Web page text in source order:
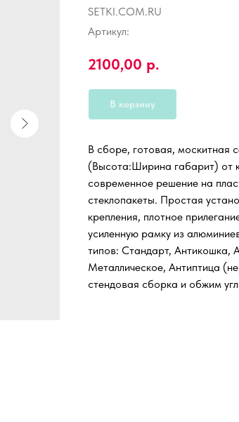
SETKI.COM.RU
Артикул:
2100,00 р.
В корзину
В сборе, готовая, москитная
(Высота:Ширина габарит) от
современное решение на
стеклопакеты. Простая
крепления, плотное
усиленную рамку из
типов: Стандарт, Антикошка,
Металлическое, Антиптица
стендовая сборка и обжим